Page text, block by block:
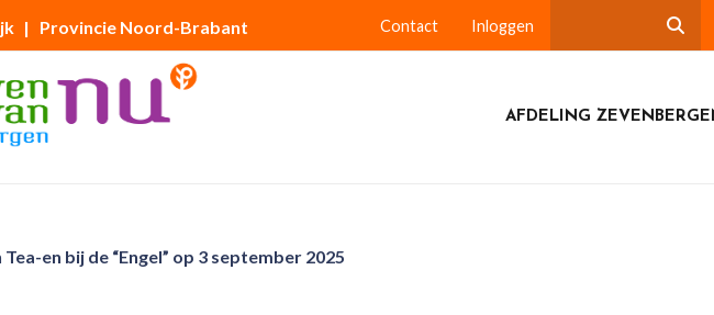
| Provincie Noord-Brabant Contact Inloggen
AFDELING
en bij de “Engel” op 3 september 2025